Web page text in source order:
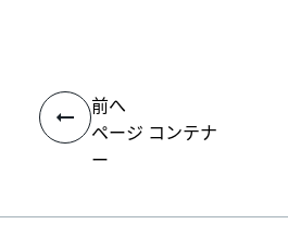
前へ
ページ コンテナ
ー